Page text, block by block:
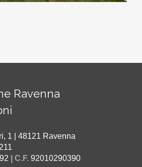
Ravenna
1 | 48121 Ravenna
| C.F. 92010290390